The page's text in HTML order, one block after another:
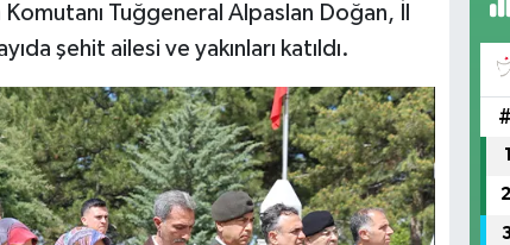
Tuğgeneral Alpaslan Doğan, İl
şehit ailesi ve yakınları katıldı.
#
1
2